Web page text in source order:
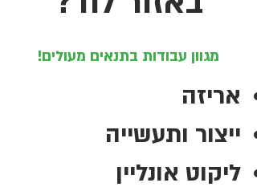
מגוון עבודות בתנאים מעולים!
אריזה
ייצור ותעשייה
ליקוט אונליין